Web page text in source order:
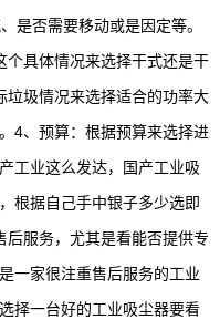
是否需要移动或是因定等。
个具体情况来选择干式还是干
垃圾情况来选择适合的功率大
4、预算：根据预算来选择进
工业这么发达，国产工业吸
根据自己手中银子多少选即
服务，尤其是看能否提供专
一家很注重售后服务的工业
择一台好的工业吸尘器要看